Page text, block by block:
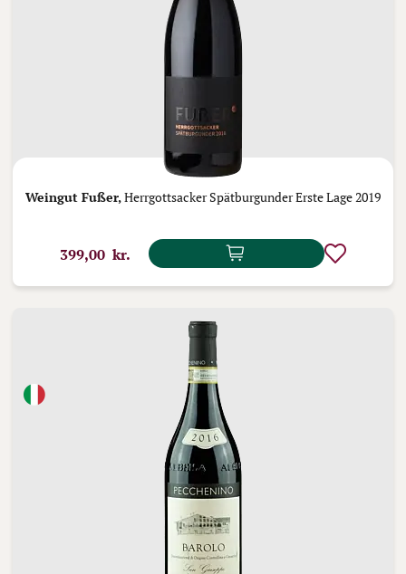
Weingut Fußer, Herrgottsacker Spätburgunder Erste Lage 2019
399,00 kr.